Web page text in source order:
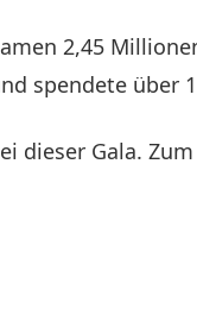
2,45
spendete über
dieser Gala.